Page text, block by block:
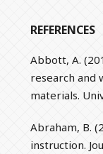
REFERENCES
Abbott, A.
research
materials.
Abraham, B.
instruction.